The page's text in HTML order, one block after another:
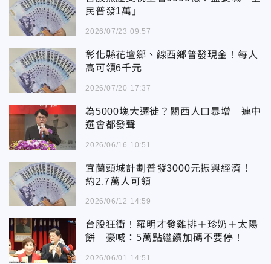
民普發1萬」
2026/07/23 09:57
彰化縣花壇鄉、線西鄉普發現金！每人
高可領6千元
2026/07/20 17:37
為5000塊大遷徙？關西人口暴增 連中
選會都發聲
2026/06/16 10:51
宜蘭頭城計劃普發3000元振興經濟！
約2.7萬人可領
2026/06/12 14:59
台股狂衝！羅明才發雞排＋珍奶＋太陽
餅 豪喊：5萬點繼續加碼不要停！
2026/06/01 14:51